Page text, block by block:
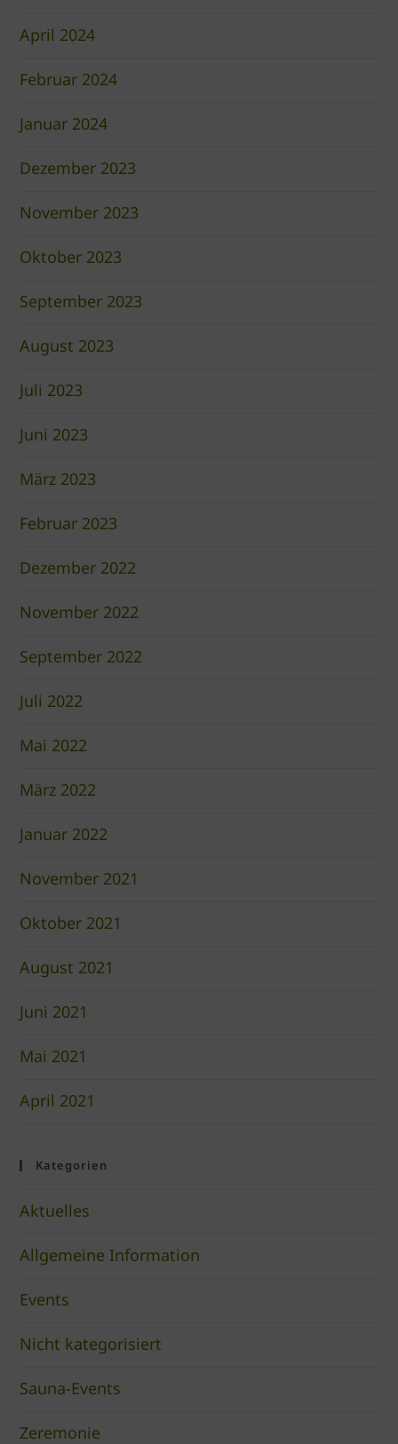
April 2024
Februar 2024
Januar 2024
Dezember 2023
November 2023
Oktober 2023
September 2023
August 2023
Juli 2023
Juni 2023
März 2023
Februar 2023
Dezember 2022
November 2022
September 2022
Juli 2022
Mai 2022
März 2022
Januar 2022
November 2021
Oktober 2021
August 2021
Juni 2021
Mai 2021
April 2021
Kategorien
Aktuelles
Allgemeine Information
Events
Nicht kategorisiert
Sauna-Events
Zeremonie